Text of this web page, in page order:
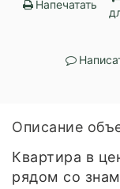
Напечатать
Описание
Квартира в
рядом со